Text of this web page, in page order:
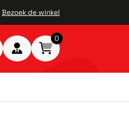
Bezoek de winkel
0